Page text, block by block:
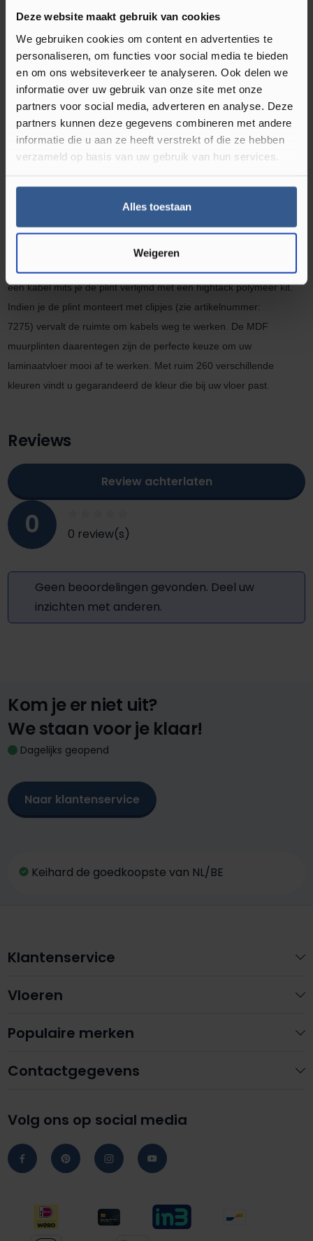
Deze website maakt gebruik van cookies
We gebruiken cookies om content en advertenties te
personaliseren, om functies voor social media te bieden
en om ons websiteverkeer te analyseren. Ook delen we
informatie over uw gebruik van onze site met onze
partners voor social media, adverteren en analyse. Deze
partners kunnen deze gegevens combineren met andere
informatie die u aan ze heeft verstrekt of die ze hebben
verzameld op basis van uw gebruik van hun services.
Alles toestaan
Weigeren
Soort plint
Folieplint, Hoge plint
Omschrijving Rechte Folieplint Concrete
Grey 27227
zorgt voor een ultra moderne afwerking. Hierdoor krijgt iedere
ruimte in uw woning een luxe en moderne uitstraling. De
plinten MDF muurplintenzijneenvoudig te monteren met de
bevestigingsclips of zijn te verlijmen met een plinten en profielen
een kabel mits je de plint verlijmd met eenhightack polymeer kit.
Indien je de plint monteert met clipjes (zie artikelnummer:
7275) vervalt de ruimte om kabels weg te werken. De MDF
muurplinten daarentegen zijn de perfecte keuze om uw
laminaatvloer mooi af te werken. Met ruim 260 verschillende
kleuren vindt u gegarandeerd de kleur die bij uw vloer past.
Reviews
0 0 review(s)
Review achterlaten
Geen beoordelingen gevonden. Deel uw
inzichten met anderen.
Kom je er niet uit?
We staan voor je klaar!
Dagelijks geopend
Naar klantenservice
Keihard de goedkoopste van NL/BE
Contactgegevens
Volg ons op social media
Klantenservice
Vloeren
Populaire merken